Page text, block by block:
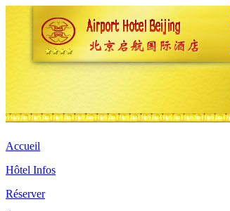
Accueil
Hôtel Infos
Réserver